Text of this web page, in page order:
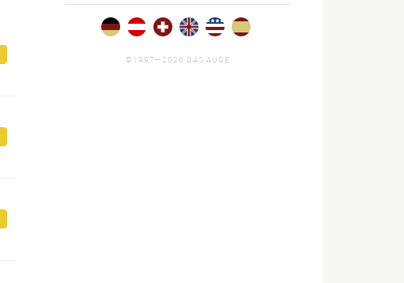
©1997—2026 DAS AUGE